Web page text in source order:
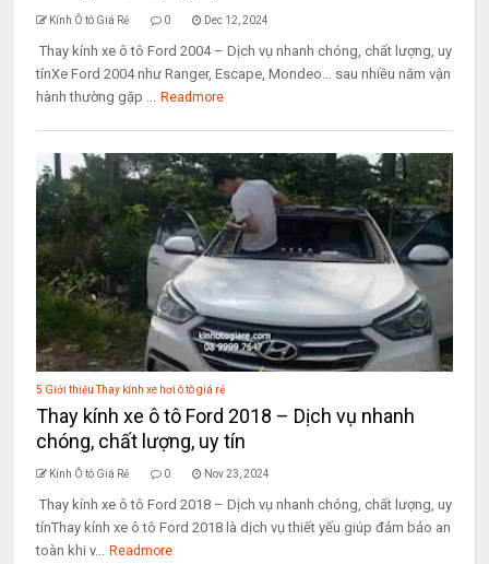
Kính Ô tô Giá Rẻ 0 Dec 12, 2024
Thay kính xe ô tô Ford 2004 – Dịch vụ nhanh chóng, chất lượng, uy
tínXe Ford 2004 như Ranger, Escape, Mondeo… sau nhiều năm vận
hành thường gặp ... Readmore
5 Giới thiệu Thay kính xe hơi ô tô giá rẻ
Thay kính xe ô tô Ford 2018 – Dịch vụ nhanh
chóng, chất lượng, uy tín
Kính Ô tô Giá Rẻ 0 Nov 23, 2024
Thay kính xe ô tô Ford 2018 – Dịch vụ nhanh chóng, chất lượng, uy
tínThay kính xe ô tô Ford 2018 là dịch vụ thiết yếu giúp đảm bảo an
toàn khi v... Readmore